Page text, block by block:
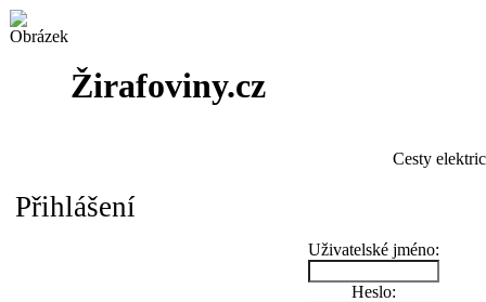
Žirafoviny.cz
Cesty
Přihlášení
Uživatelské jméno:
Heslo: